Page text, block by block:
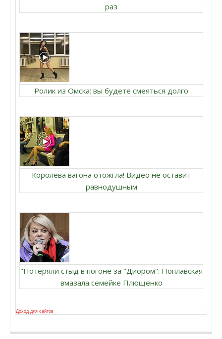
раз
Ролик из Омска: вы будете смеяться долго
Королева вагона отожгла! Видео не оставит
равнодушным
"Потеряли стыд в погоне за "Диором": Поплавская
вмазала семейке Плющенко
Доход для сайтов